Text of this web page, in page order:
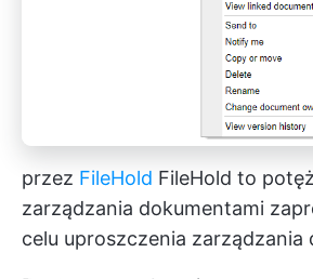
przez FileHold FileHold to
zarządzania dokumentami
celu uproszczenia zarządzania